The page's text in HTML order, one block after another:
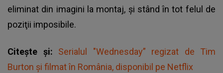
eliminat din imagini la montaj, şi stând în tot felul de
poziţii imposibile.
Citește și: Serialul "Wednesday” regizat de Tim
Burton şi filmat în România, disponibil pe Netflix